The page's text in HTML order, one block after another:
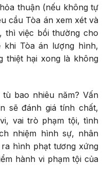
thuận (nếu không tự
cầu Tòa án xem xét và
thì việc bồi thường cho
Tòa án lượng hình,
thiệt hại xong là không
bao nhiêu năm? Vấn
sẽ đánh giá tính chất,
vai trò phạm tội, tình
nhiệm hình sự, nhân
hình phạt tương xứng
hành vi phạm tội của